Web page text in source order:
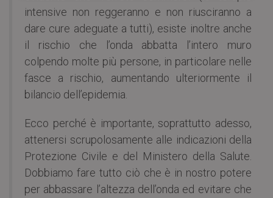
intensive non reggeranno e non riusciranno a
dare cure adeguate a tutti), esiste inoltre anche
il rischio che l’onda abbatta l’intero muro
colpendo molte più persone, in particolare nelle
fasce a rischio, aumentando ulteriormente il
bilancio dell’epidemia.
Ecco perché è importante, soprattutto adesso,
attenersi scrupolosamente alle indicazioni della
Protezione Civile e del Ministero della Salute.
Dobbiamo fare tutto ciò che è in nostro potere
per abbassare l’altezza dell’onda ed evitare che